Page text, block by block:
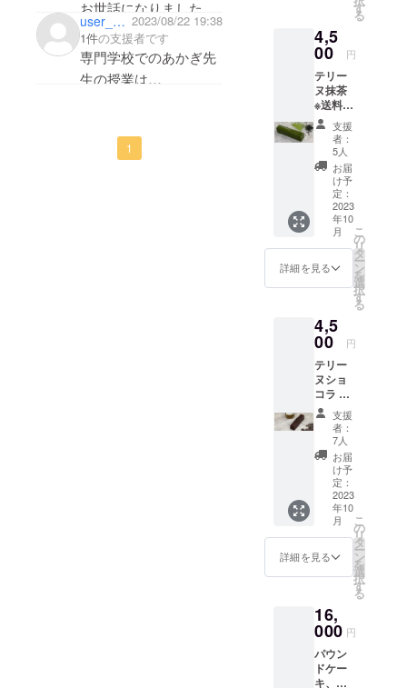
らも役に立ってます！
微力ですが少しでも力
になれると嬉しいで
す！
お世話になりました。
スイーツの探求を続け
る先生をこれからも応
援しています！
user_2f569ba3cc94 2023/08/22 19:38
1件の支援者です
専門学校でのあかぎ先
生の授業は
しっかり細かく丁寧に
教えてくださったので
1
香りが
まるで
フルー
ティー
な日本
酒を食
べてい
るよう
な感じ
が得ら
れるパ
ウンド
ケーキ
です。
サイ
ズ：長
さ
幅
3.5cm
保存方
法：直
射日
光・高
温多湿
を避け､
25℃以
下で保
存して
くださ
い。 賞
味期
蔵で解
凍後5日
ルに弱
い体質
の方、
お子
様、妊
う、限
生地に
染み込
ませて
いま
す。ま
た長期
間ブラ
ンデー
に付け
込んだ
ドライ
いちじ
くや
レーズ
ン、カ
シュー
ナッツ
込みま
した。
さらに
生地に
お酒を
染み込
ませた
後に冷
蔵庫で1
週間熟
成させ
ること
で、お
酒とパ
ウンド
生地に
一体感
さとき
めの細
香りの
良さが
す
る
4,5
00 円
テリー
ヌ抹茶
※送料込
みの価
格で
す。 佐
賀県嬉
野産の
玉緑茶
を混ぜ
込んだ
色鮮や
かに仕
上げた
テリー
ヌで
茶の風
味や苦
み、深
い緑色
を出せ
るよう
低温で
じっく
り時間
をかけ
て焼き
上げま
した。
少しで
も温度
が高く
なった
なって
しまう
と色が
くすん
でしま
支援
者：
5人
お届
け予
定：
2023
年10
月
詳細を見る
こ
の
リ
タ
ー
ン
を
選
択
す
る
4,5
00 円
テリー
ヌショ
コラ ※
送料込
みの価
格で
す。 フ
ランス
産ショ
コラを
ブレン
ドし、
しっと
りと焼
き上げ
ること
るで口
の中に
いれた
だけで
溶けて
しまう
支援
者：
7人
お届
け予
定：
2023
年10
月
詳細を見る
こ
の
リ
タ
ー
ン
を
選
択
す
る
16,
000 円
パウン
ドケー
キ、テ